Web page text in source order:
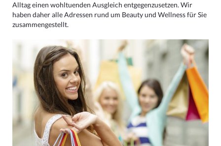
Alltag einen wohltuenden Ausgleich entgegenzusetzen. Wir
haben daher alle Adressen rund um Beauty und Wellness für Sie
zusammengestellt.